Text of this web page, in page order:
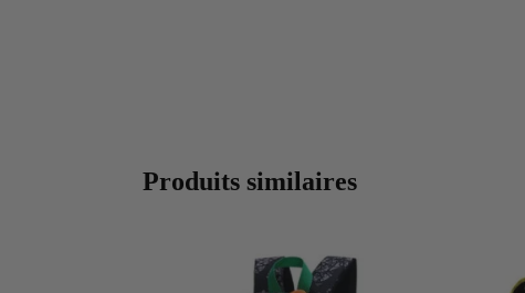
Produits similaires